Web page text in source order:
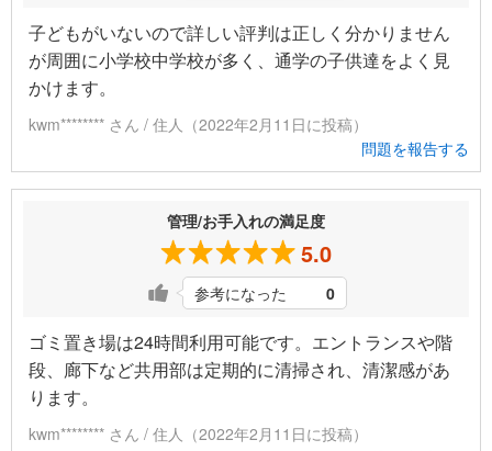
子どもがいないので詳しい評判は正しく分かりません
が周囲に小学校中学校が多く、通学の子供達をよく見
かけます。
kwm******** さん / 住人（2022年2月11日に投稿）
問題を報告する
管理/お手入れの満足度
5.0
参考になった 0
ゴミ置き場は24時間利用可能です。エントランスや階
段、廊下など共用部は定期的に清掃され、清潔感があ
ります。
kwm******** さん / 住人（2022年2月11日に投稿）